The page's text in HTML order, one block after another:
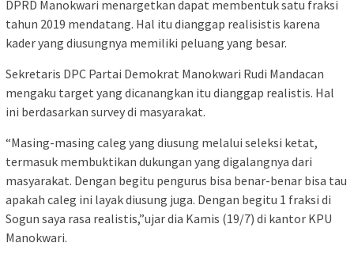
DPRD Manokwari menargetkan dapat membentuk satu fraksi
tahun 2019 mendatang. Hal itu dianggap realisistis karena
kader yang diusungnya memiliki peluang yang besar.
Sekretaris DPC Partai Demokrat Manokwari Rudi Mandacan
mengaku target yang dicanangkan itu dianggap realistis. Hal
ini berdasarkan survey di masyarakat.
“Masing-masing caleg yang diusung melalui seleksi ketat,
termasuk membuktikan dukungan yang digalangnya dari
masyarakat. Dengan begitu pengurus bisa benar-benar bisa tau
apakah caleg ini layak diusung juga. Dengan begitu 1 fraksi di
Sogun saya rasa realistis,”ujar dia Kamis (19/7) di kantor KPU
Manokwari.